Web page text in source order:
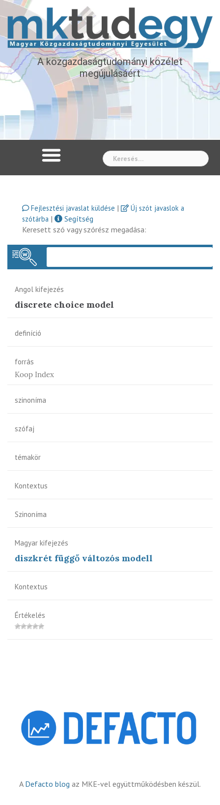
A közgazdaságtudományi közélet
megújulásáért
Fejlesztési javaslat küldése |
Új szót javaslok a
szótárba |
Segítség
Keresett szó vagy szórész megadása:
Angol kifejezés
discrete choice model
definíció
forrás
Koop Index
szinoníma
szófaj
témakör
Kontextus
Szinoníma
Magyar kifejezés
diszkrét függő változós modell
Kontextus
Értékelés
A Defacto blog az MKE-vel együttműködésben készül.